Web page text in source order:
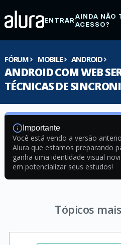
ENTRARAINDA NÃO
ACESSO?
FÓRUM MOBILE ANDROID
ANDROID COM WEB
TÉCNICAS DE
Importante
Você está vendo a versão
Alura que estamos preparando
ganha uma identidade visual
em potencializar seus estudos!
Tópicos